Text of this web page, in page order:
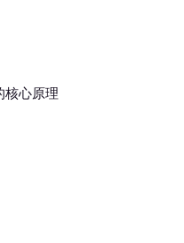
核心原理